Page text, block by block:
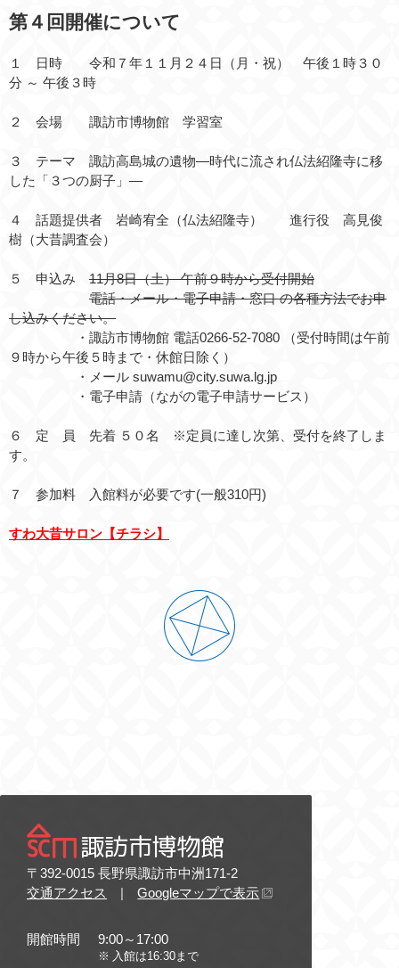
第４ 回開催について
１ 日時 令和７年１１月２４日（月・祝） 午後１時３０
分 ～ 午後３時
２ 会場 諏訪市博物館 学習室
３ テーマ 諏訪高島城の遺物―時代に流され仏法紹隆寺に移
した「３つの厨子」―
４ 話題提供者 岩崎宥全（仏法紹隆寺）
進行役 高見俊
樹（大昔調査会）
５ 申込み 11月8日（土） 午前９時から受付開始
電話・メール・電子申請・窓口 の各種方法でお申
し込みください。
・諏訪市博物館 電話0266-52-7080 （受付時間は午前
９時から午後５時まで・休館日除く）
・メール suwamu@city.suwa.lg.jp
・電子申請（ながの電子申請サービス）
６ 定 員 先着 ５０名 ※定員に達し次第、受付を終了しま
す。
７ 参加料 入館料が必要です(一般310円)
すわ大昔サロン【チラシ】
諏訪市博物館
〒392-0015 長野県諏訪市中洲171-2
交通アクセス
| Googleマップで表示
開館時間 9:00～17:00
入館は16:30まで